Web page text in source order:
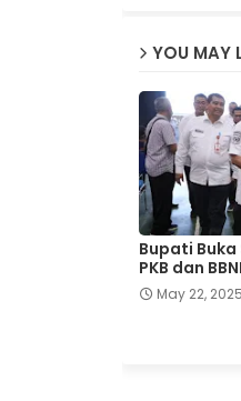
YOU MAY
Bupati
PKB dan
May 22, 2025